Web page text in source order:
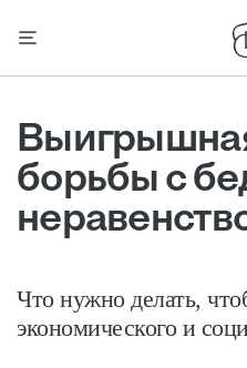
борьбы с
Что нужно делать,
экономического и